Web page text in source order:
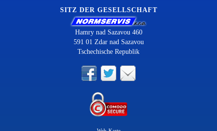
SITZ DER GESELLSCHAFT
Hamry nad Sazavou 460
591 01 Zdar nad Sazavou
Tschechische Republik